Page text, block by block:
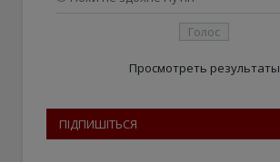
Просмотреть результаты
ПІДПИШІТЬСЯ